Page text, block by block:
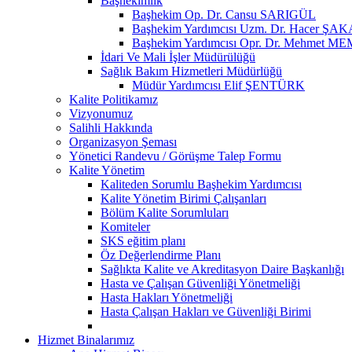
Başhekim Op. Dr. Cansu SARIGÜL
Başhekim Yardımcısı Uzm. Dr. Hacer
Başhekim Yardımcısı Opr. Dr. Mehmet
İdari Ve Mali İşler Müdürülüğü
Sağlık Bakım Hizmetleri Müdürlüğü
Müdür Yardımcısı Elif ŞENTÜRK
Kalite Politikamız
Vizyonumuz
Salihli Hakkında
Organizasyon Şeması
Yönetici Randevu / Görüşme Talep Formu
Kalite Yönetim
Kaliteden Sorumlu Başhekim Yardımcısı
Kalite Yönetim Birimi Çalışanları
Bölüm Kalite Sorumluları
Komiteler
SKS eğitim planı
Öz Değerlendirme Planı
Sağlıkta Kalite ve Akreditasyon Daire Başkanlığı
Hasta ve Çalışan Güvenliği Yönetmeliği
Hasta Hakları Yönetmeliği
Hasta Çalışan Hakları ve Güvenliği Birimi
Hizmet Binalarımız